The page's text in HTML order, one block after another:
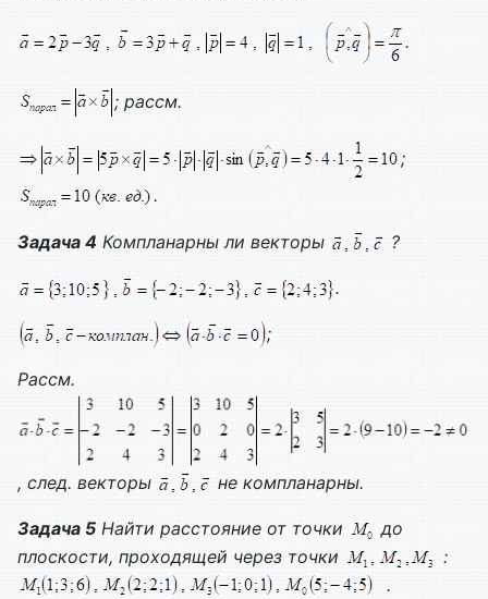
.
; рассм.
;
.
Задача 4 Компланарны ли векторы ?
.
;
Рассм.
, след. векторы не компланарны.
Задача 5 Найти расстояние от точки
до
плоскости, проходящей через точки
:
.